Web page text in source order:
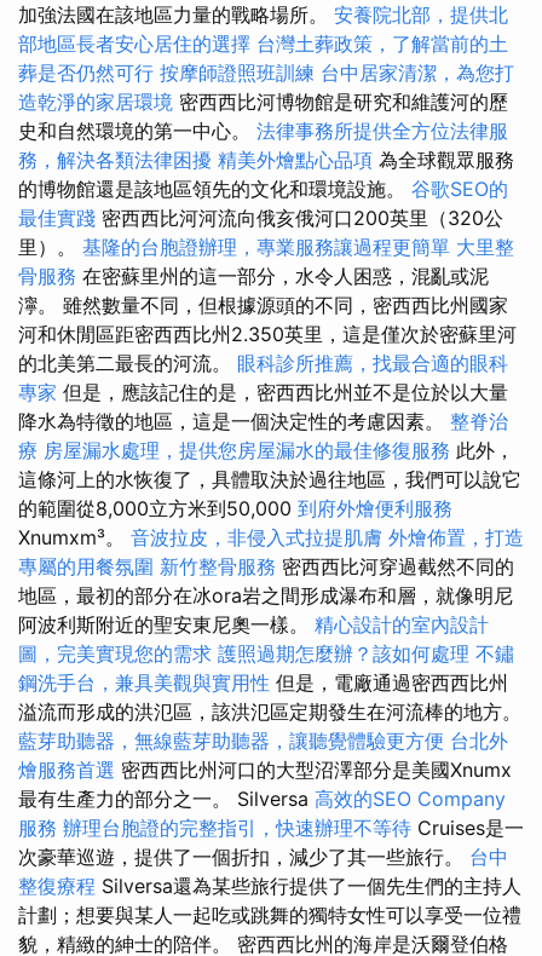
加強法國在該地區力量的戰略場所。 安養院北部，提供北
部地區長者安心居住的選擇 台灣土葬政策，了解當前的土
葬是否仍然可行 按摩師證照班訓練 台中居家清潔，為您打
造乾淨的家居環境 密西西比河博物館是研究和維護河的歷
史和自然環境的第一中心。 法律事務所提供全方位法律服
務，解決各類法律困擾 精美外燴點心品項 為全球觀眾服務
的博物館還是該地區領先的文化和環境設施。 谷歌SEO的
最佳實踐 密西西比河河流向俄亥俄河口200英里（320公
里）。 基隆的台胞證辦理，專業服務讓過程更簡單 大里整
骨服務 在密蘇里州的這一部分，水令人困惑，混亂或泥
濘。 雖然數量不同，但根據源頭的不同，密西西比州國家
河和休閒區距密西西比州2.350英里，這是僅次於密蘇里河
的北美第二最長的河流。 眼科診所推薦，找最合適的眼科
專家 但是，應該記住的是，密西西比州並不是位於以大量
降水為特徵的地區，這是一個決定性的考慮因素。 整脊治
療 房屋漏水處理，提供您房屋漏水的最佳修復服務 此外，
這條河上的水恢復了，具體取決於過往地區，我們可以說它
的範圍從8,000立方米到50,000 到府外燴便利服務
Xnumxm³。 音波拉皮，非侵入式拉提肌膚 外燴佈置，打造
專屬的用餐氛圍 新竹整骨服務 密西西比河穿過截然不同的
地區，最初的部分在冰ora岩之間形成瀑布和層，就像明尼
阿波利斯附近的聖安東尼奧一樣。 精心設計的室內設計
圖，完美實現您的需求 護照過期怎麼辦？該如何處理 不鏽
鋼洗手台，兼具美觀與實用性 但是，電廠通過密西西比州
溢流而形成的洪氾區，該洪氾區定期發生在河流棒的地方。
藍芽助聽器，無線藍芽助聽器，讓聽覺體驗更方便 台北外
燴服務首選 密西西比州河口的大型沼澤部分是美國Xnumx
最有生產力的部分之一。 Silversa 高效的SEO Company
服務 辦理台胞證的完整指引，快速辦理不等待 Cruises是一
次豪華巡遊，提供了一個折扣，減少了其一些旅行。 台中
整復療程 Silversa還為某些旅行提供了一個先生們的主持人
計劃；想要與某人一起吃或跳舞的獨特女性可以享受一位禮
貌，精緻的紳士的陪伴。 密西西比州的海岸是沃爾登伯格